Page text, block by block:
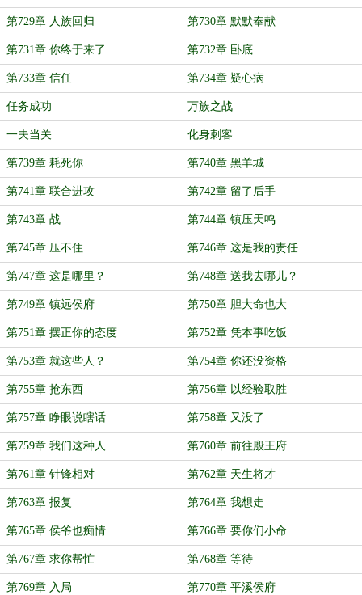
第729章 人族回归 第730章 默默奉献
第731章 你终于来了 第732章 卧底
第733章 信任 第734章 疑心病
任务成功 万族之战
一夫当关 化身刺客
第739章 耗死你 第740章 黑羊城
第741章 联合进攻 第742章 留了后手
第743章 战 第744章 镇压天鸣
第745章 压不住 第746章 这是我的责任
第747章 这是哪里？ 第748章 送我去哪儿？
第749章 镇远侯府 第750章 胆大命也大
第751章 摆正你的态度 第752章 凭本事吃饭
第753章 就这些人？ 第754章 你还没资格
第755章 抢东西 第756章 以经验取胜
第757章 睁眼说瞎话 第758章 又没了
第759章 我们这种人 第760章 前往殷王府
第761章 针锋相对 第762章 天生将才
第763章 报复 第764章 我想走
第765章 侯爷也痴情 第766章 要你们小命
第767章 求你帮忙 第768章 等待
第769章 入局 第770章 平溪侯府